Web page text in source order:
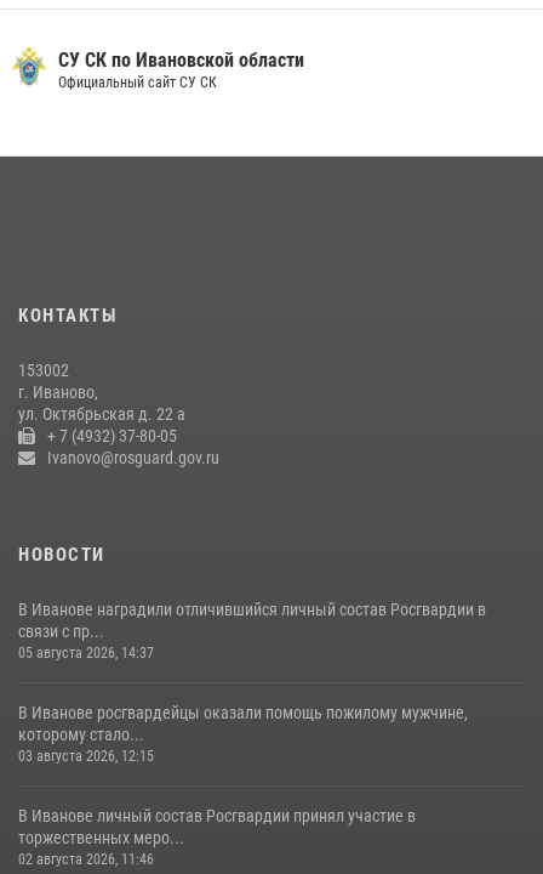
В Иванове сотрудниками лицензионно-разрешительной работы
Росгвардии проверено более 90 владельцев оружия за неделю
Ивановские росгвардейцы с начала года направили в зону СВО
В Иванове росгвардейцы задержали подозреваемого в краже 38
упаковок масла
08 июля 2026, 09:35
СУ СК по Ивановской области
Официальный сайт СУ СК
КОНТАКТЫ
153002
г. Иваново,
ул. Октябрьская д. 22 а
+ 7 (4932) 37-80-05
Ivanovo@rosguard.gov.ru
НОВОСТИ
В Иванове наградили отличившийся личный состав Росгвардии в
связи с пр...
05 августа 2026, 14:37
В Иванове росгвардейцы оказали помощь пожилому мужчине,
которому стало...
03 августа 2026, 12:15
В Иванове личный состав Росгвардии принял участие в
торжественных меро...
02 августа 2026, 11:46